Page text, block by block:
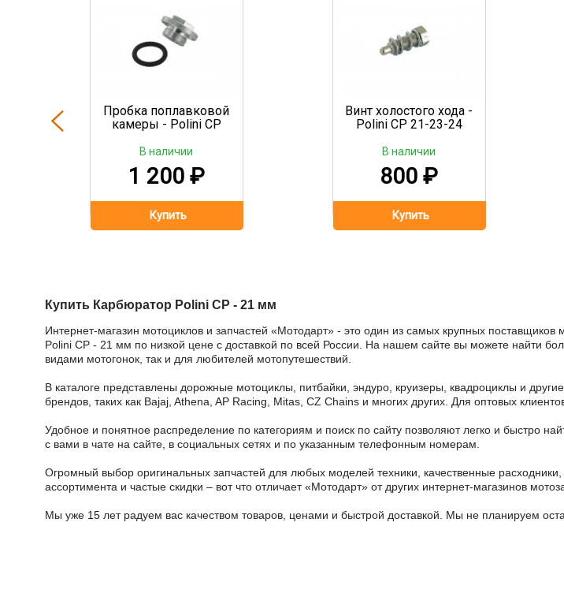
Пробка поплавковой
камеры - Polini CP
1 200 ₽
В наличии
Винт холостого хода -
Polini CP 21-23-24
800 ₽
В наличии
Купить Карбюратор Polini CP - 21 мм
Интернет-магазин мотоциклов и запчастей «Мотодарт» - это один из самых крупных
Polini CP - 21 мм по низкой цене с доставкой по всей России. На нашем сайте вы можете найти
видами мотогонок, так и для любителей мотопутешествий.
В каталоге представлены дорожные мотоциклы, питбайки, эндуро, круизеры, квадроциклы и
брендов, таких как Bajaj, Athena, AP Racing, Mitas, CZ Chains и многих других. Для оптовых
Удобное и понятное распределение по категориям и поиск по сайту позволяют легко и быстро
с вами в чате на сайте, в социальных сетях и по указанным телефонным номерам.
Огромный выбор оригинальных запчастей для любых моделей техники, качественные
ассортимента и частые скидки – вот что отличает «Мотодарт» от других интернет-магазинов
Мы уже 15 лет радуем вас качеством товаров, ценами и быстрой доставкой. Мы не планируем